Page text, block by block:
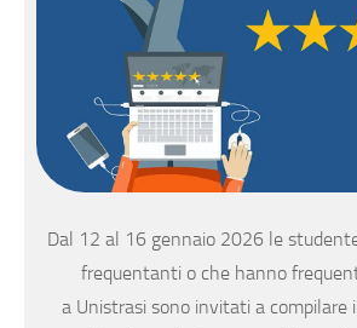
Dal 12 al 16 gennaio 2026 le
frequentanti o che hanno
a Unistrasi sono invitati a compilare